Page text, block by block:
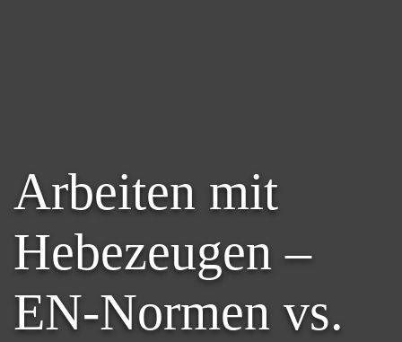
Arbeiten mit
Hebezeugen –
EN-Normen vs.